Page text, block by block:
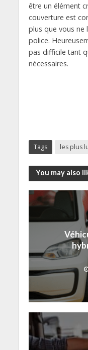
être un élément
couverture est
plus que vous ne
police.
pas difficile tant
nécessaires.
Tags les plus
You may also